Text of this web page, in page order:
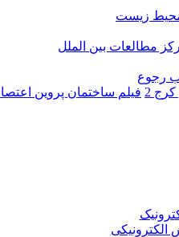
محیط زیست
مطالعات بین الملل
رجوع
2
فیلم ساختمان پروین
الکترونیکی